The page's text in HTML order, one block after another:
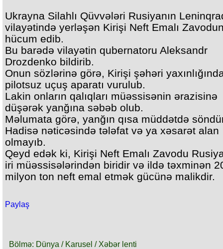
Ukrayna Silahlı Qüvvələri Rusiyanın
vilayətində yerləşən Kirişi Neft Emalı
hücum edib.
Bu barədə vilayətin qubernatoru Aleksandr
Drozdenko bildirib.
Onun sözlərinə görə, Kirişi şəhəri
pilotsuz uçuş aparatı vurulub.
Lakin onların qalıqları müəssisənin ərazisinə
düşərək yanğına səbəb olub.
Məlumata görə, yanğın qısa müddətdə
Hadisə nəticəsində tələfat və ya xəsarət alan
olmayıb.
Qeyd edək ki, Kirişi Neft Emalı Zavodu
iri müəssisələrindən biridir və ildə təxminən
milyon ton neft emal etmək gücünə malikdir.
Paylaş
Bölmə: Dünya / Karusel / Xəbər lenti